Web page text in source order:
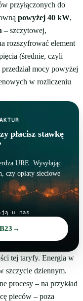
przyłączonych do
powyżej 40 kW,
– szczytowej,
rozszyfrować element
(średnie, czyli
przedział mocy powyżej
w rozliczeniu
płacisz stawkę
URE. Wysyłając
czy opłaty sieciowe
→
u nas
tej taryfy. Energia w
szczycie dziennym.
procesy – na przykład
pieców – poza